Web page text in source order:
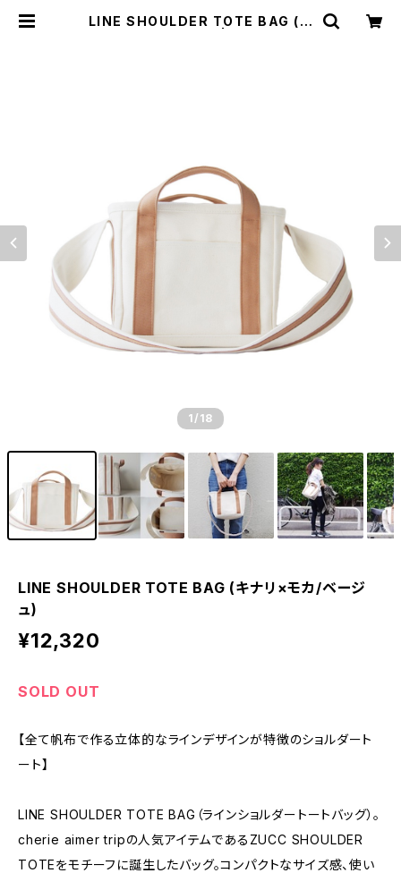
LINE SHOULDER TOTE BAG (キ
1 /18
LINE SHOULDER TOTE BAG (キナリ×モカ/ベージ
ュ)
¥12,320
SOLD OUT
【全て帆布で作る立体的なラインデザインが特徴のショルダート
ート】
LINE SHOULDER TOTE BAG（ラインショルダートートバッグ）。
cherie aimer tripの人気アイテムであるZUCC SHOULDER
TOTEをモチーフに誕生したバッグ。コンパクトなサイズ感、使い